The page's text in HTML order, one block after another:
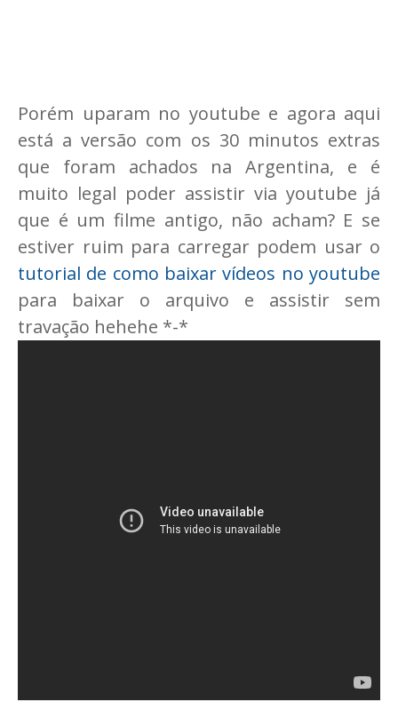
Porém uparam no youtube e agora aqui
está a versão com os 30 minutos extras
que foram achados na Argentina, e é
muito legal poder assistir via youtube já
que é um filme antigo, não acham? E se
estiver ruim para carregar podem usar o
tutorial de como baixar vídeos no youtube
para baixar o arquivo e assistir sem
travação hehehe *-*